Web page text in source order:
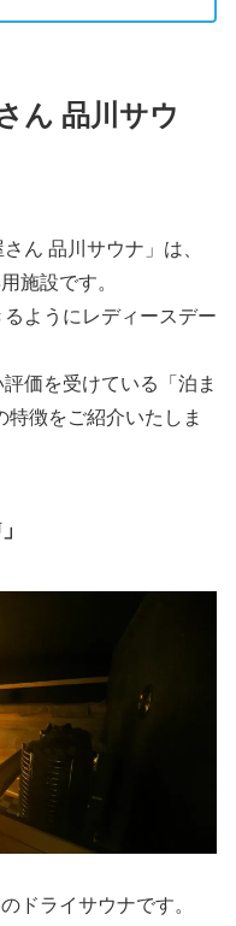
ん 品川サウ
ん 品川サウナ」は、
施設です。
ようにレディースデー
価を受けている「泊ま
徴をご紹介いたしま
ドライサウナです。